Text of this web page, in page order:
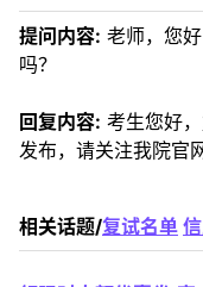
提问内容: 老师，您
吗？
回复内容: 考生您好
发布，请关注我院官
相关话题/复试名单